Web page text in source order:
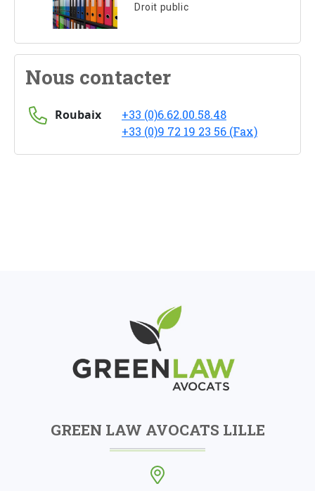
Droit public
Nous contacter
Roubaix
+33 (0)6.62.00.58.48
+33 (0)9 72 19 23 56 (Fax)
GREEN LAW AVOCATS LILLE